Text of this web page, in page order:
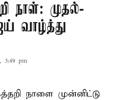
நாள்: முதல்-
வாழ்த்து
3:49 pm
நாளை முன்னிட்டு